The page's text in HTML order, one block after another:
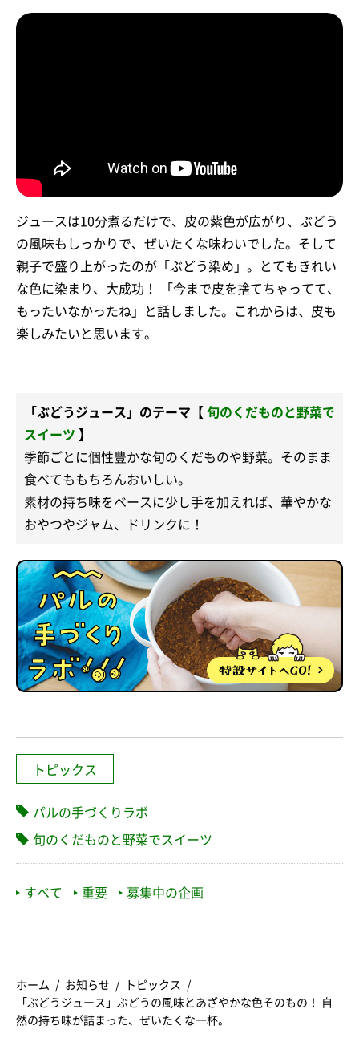
ジュースは10分煮るだけで、皮の紫色が広がり、ぶどう
の風味もしっかりで、ぜいたくな味わいでした。そして
親子で盛り上がったのが「ぶどう染め」。とてもきれい
な色に染まり、大成功！ 「今まで皮を捨てちゃってて、
もったいなかったね」と話しました。これからは、皮も
楽しみたいと思います。
「ぶどうジュース」のテーマ【 旬のくだものと野菜で
スイーツ 】
季節ごとに個性豊かな旬のくだものや野菜。そのまま
食べてももちろんおいしい。
素材の持ち味をベースに少し手を加えれば、華やかな
おやつやジャム、ドリンクに！
トピックス
パルの手づくりラボ
旬のくだものと野菜でスイーツ
すべて 重要 募集中の企画
ホーム お知らせ
トピックス
「ぶどうジュース」ぶどうの風味とあざやかな色そのもの！ 自
然の持ち味が詰まった、ぜいたくな一杯。